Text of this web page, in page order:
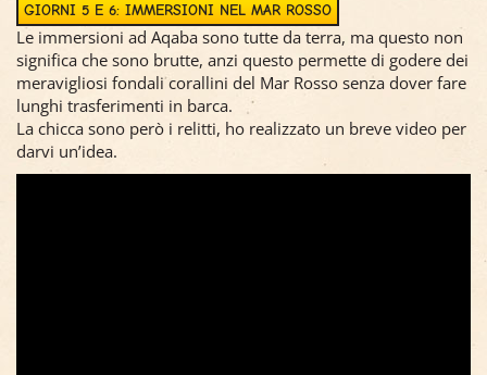
GIORNI 5 E 6: IMMERSIONI NEL MAR ROSSO
Le immersioni ad Aqaba sono tutte da terra, ma questo non
significa che sono brutte, anzi questo permette di godere dei
meravigliosi fondali corallini del Mar Rosso senza dover fare
lunghi trasferimenti in barca.
La chicca sono però i relitti, ho realizzato un breve video per
darvi un’idea.